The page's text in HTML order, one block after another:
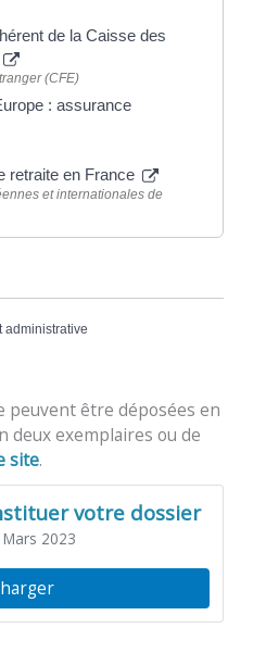
de la Caisse des
(CFE)
: assurance
retraite en France
et internationales de
administrative
peuvent être déposées en
deux exemplaires ou de
site.
votre dossier
2023